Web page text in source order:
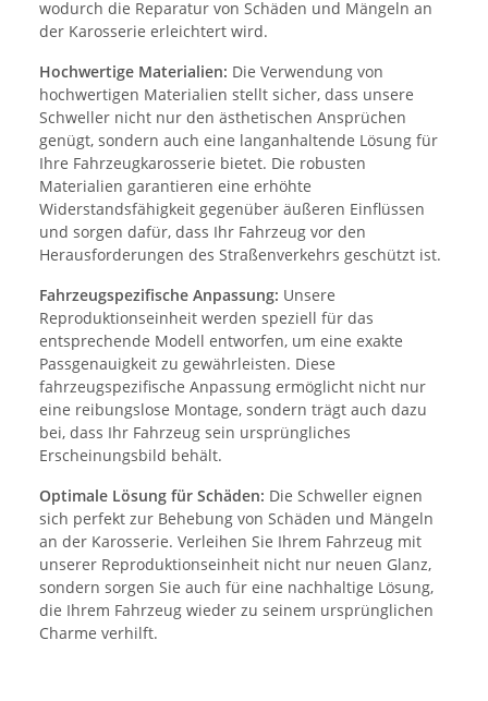
wodurch die Reparatur von Schäden und Mängeln an
der Karosserie erleichtert wird.
Hochwertige Materialien: Die Verwendung von
hochwertigen Materialien stellt sicher, dass unsere
Schweller nicht nur den ästhetischen Ansprüchen
genügt, sondern auch eine langanhaltende Lösung für
Ihre Fahrzeugkarosserie bietet. Die robusten
Materialien garantieren eine erhöhte
Widerstandsfähigkeit gegenüber äußeren Einflüssen
und sorgen dafür, dass Ihr Fahrzeug vor den
Herausforderungen des Straßenverkehrs geschützt ist.
Fahrzeugspezifische Anpassung: Unsere
Reproduktionseinheit werden speziell für das
entsprechende Modell entworfen, um eine exakte
Passgenauigkeit zu gewährleisten. Diese
fahrzeugspezifische Anpassung ermöglicht nicht nur
eine reibungslose Montage, sondern trägt auch dazu
bei, dass Ihr Fahrzeug sein ursprüngliches
Erscheinungsbild behält.
Optimale Lösung für Schäden: Die Schweller eignen
sich perfekt zur Behebung von Schäden und Mängeln
an der Karosserie. Verleihen Sie Ihrem Fahrzeug mit
unserer Reproduktionseinheit nicht nur neuen Glanz,
sondern sorgen Sie auch für eine nachhaltige Lösung,
die Ihrem Fahrzeug wieder zu seinem ursprünglichen
Charme verhilft.